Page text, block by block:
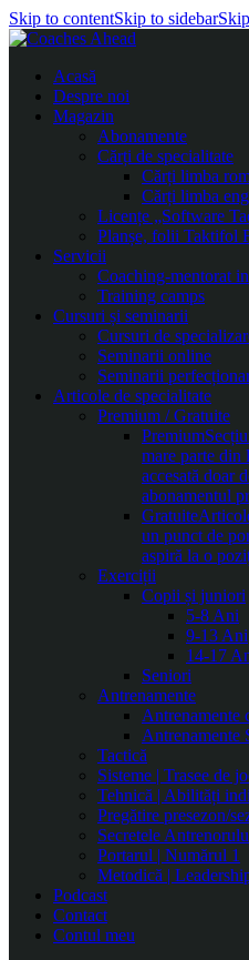
Skip to contentSkip to sidebar
Acasă
Despre noi
Magazin
Abonamente
Cărți de specialitate
Cărți limba
Cărți limba
Licențe „Software
Planșe, folii Taktifol
Servicii
Coaching-mentorat
Training camps
Cursuri și seminarii
Cursuri de
Seminarii online
Seminarii
Articole de specialitate
Premium / Gratuite
Premium
mare parte din
accesată doar
abonamentul
Gratuite
un punct de
aspiră la o
Exerciții
Copii și juniori
5-8 Ani
9-13 Ani
14-17
Seniori
Antrenamente
Antrenamente
Antrenamente
Tactică
Sisteme | Trasee de
Tehnică | Abilități
Pregătire presezon/
Secretele
Portarul | Numărul 1
Metodică |
Podcast
Contact
Contul meu